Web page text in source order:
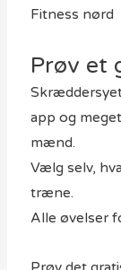
Fitness nørd
Prøv et
app og
mænd.
Vælg selv,
træne.
Alle øvelser